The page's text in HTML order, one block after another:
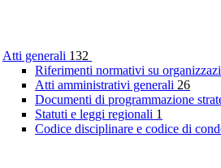
Atti generali 132
Riferimenti normativi su
Atti amministrativi generali 26
Documenti di programmazione
Statuti e leggi regionali 1
Codice disciplinare e codice di